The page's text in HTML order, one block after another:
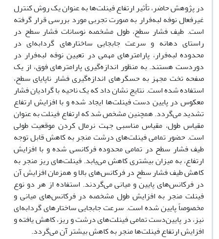
در پژوهش حاضر، تأثیر ارتفاع فینلت‌ها به عنوان یک روش کنترل
غیرفعال نوفه لبه‌فرار به صورت تجربی مورد بررسی قرار گرفته
است. طیف فشار سطح، طول مشخصه نوسانات فشار سطح در
راستای دهانه و سرعت جابجایی ساختارهای گردابه‌ای‌‌‌ در
محدوده لبه‌فرار، پارامترهای مهمی در تعیین نوفه لبه‌فرار در
دوردست هستند. به منظور اندازه‌گیری پارامترهای فوق، از یک
صفحه تخت مجهز به حسگرهای اندازه‌گیری فشار ناپایای سطح،
استفاده شده است. نتایج نشان داد که یک ناحیه با گرادیان فشار
معکوس در پایین دست فینلت‌ها ایجاد شده و با افزایش ارتفاع
تشدید می‌گردد. همچنین مشخص شد که ارتفاع فینلت به عنوان
مقیاس طول، مقیاس مناسبی جهت نرمال کردن موقعیت طولی
است. حضور تمامی فینلت‌های درشت منجر به کاهش قابل توجه
طیف فشار سطح در تمامی محدوده فرکانسی شده و با افزایش
ارتفاع، به میزان بیشتری کاهش می‌یابد. فینلت‌های ریز منجر به
کاهش طیف فشار سطح در فرکانس‌های بالا و همزمان افزایش آن
در فرکانس‌های پایین و میانی می‌گردند. استفاده از هر دو نوع
فینلت‌ منجر به افزایش طول مشخصه در فرکانس‌های میانی و
مخصوصاً پایین شده است. سرعت جابجایی ساختارهای گردابه‌ای
نیز، در پایین‌دست تمامی فینلت‌های درشت و ریز، کاهش یافته و
افزایش ارتفاع فینلت‌ها منجر به کاهش بیشتر آن می‌گردد.